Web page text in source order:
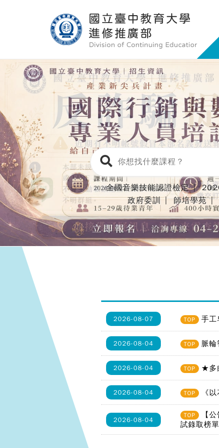
全國音樂技能認證檢定
政府委訓
師培學苑
2026-08-07 TOP 手工
2026-08-04 TOP 脈
2026-08-04 TOP ★多
2026-08-04 TOP 《
2026-08-04
TOP
【
試錄取榜